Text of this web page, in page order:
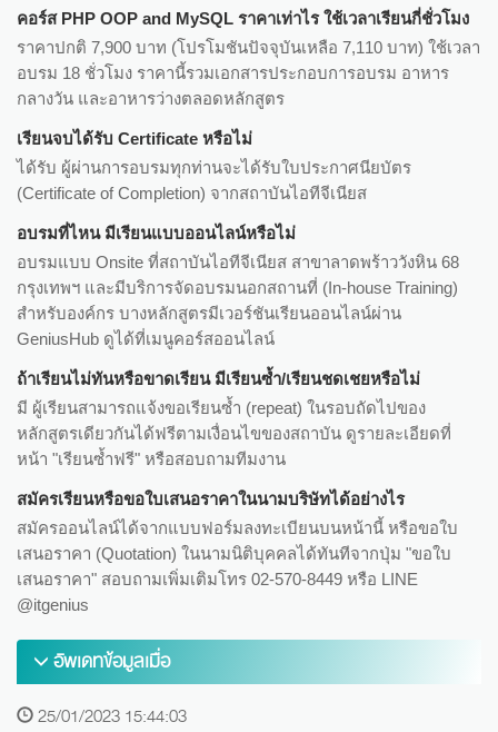
คอร์ส PHP OOP and MySQL ราคาเท่าไร ใช้เวลาเรียนกี่ชั่วโมง
ราคาปกติ 7,900 บาท (โปรโมชันปัจจุบันเหลือ 7,110 บาท) ใช้เวลา
อบรม 18 ชั่วโมง ราคานี้รวมเอกสารประกอบการอบรม อาหาร
กลางวัน และอาหารว่างตลอดหลักสูตร
เรียนจบได้รับ Certificate หรือไม่
ได้รับ ผู้ผ่านการอบรมทุกท่านจะได้รับใบประกาศนียบัตร
(Certificate of Completion) จากสถาบันไอทีจีเนียส
อบรมที่ไหน มีเรียนแบบออนไลน์หรือไม่
อบรมแบบ Onsite ที่สถาบันไอทีจีเนียส สาขาลาดพร้าววังหิน 68
กรุงเทพฯ และมีบริการจัดอบรมนอกสถานที่ (In-house Training)
สำหรับองค์กร บางหลักสูตรมีเวอร์ชันเรียนออนไลน์ผ่าน
GeniusHub ดูได้ที่เมนูคอร์สออนไลน์
ถ้าเรียนไม่ทันหรือขาดเรียน มีเรียนซ้ำ/เรียนชดเชยหรือไม่
มี ผู้เรียนสามารถแจ้งขอเรียนซ้ำ (repeat) ในรอบถัดไปของ
หลักสูตรเดียวกันได้ฟรีตามเงื่อนไขของสถาบัน ดูรายละเอียดที่
หน้า "เรียนซ้ำฟรี" หรือสอบถามทีมงาน
สมัครเรียนหรือขอใบเสนอราคาในนามบริษัทได้อย่างไร
สมัครออนไลน์ได้จากแบบฟอร์มลงทะเบียนบนหน้านี้ หรือขอใบ
เสนอราคา (Quotation) ในนามนิติบุคคลได้ทันทีจากปุ่ม "ขอใบ
เสนอราคา" สอบถามเพิ่มเติมโทร 02-570-8449 หรือ LINE
@itgenius
อัพเดทข้อมูลเมื่อ
25/01/2023 15:44:03